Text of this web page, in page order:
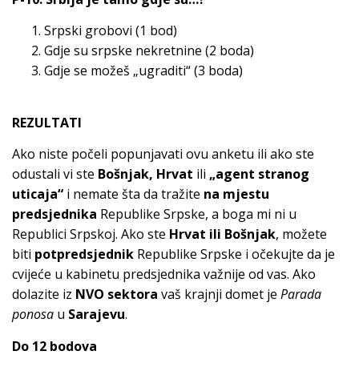
Srpski grobovi (1 bod)
Gdje su srpske nekretnine (2 boda)
Gdje se možeš „ugraditi“ (3 boda)
REZULTATI
Ako niste počeli popunjavati ovu anketu ili ako ste
odustali vi ste Bošnjak, Hrvat ili „agent stranog
uticaja“ i nemate šta da tražite na mjestu
predsjednika Republike Srpske, a boga mi ni u
Republici Srpskoj. Ako ste Hrvat ili Bošnjak, možete
biti potpredsjednik Republike Srpske i očekujte da je
cvijeće u kabinetu predsjednika važnije od vas. Ako
dolazite iz NVO sektora vaš krajnji domet je Parada
ponosa u Sarajevu.
Do 12 bodova